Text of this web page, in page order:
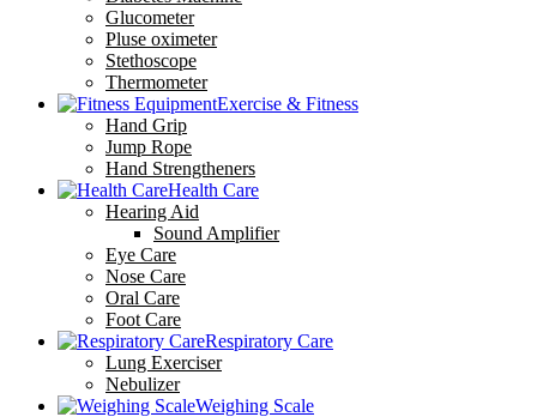
Glucometer
Pluse oximeter
Stethoscope
Thermometer
Exercise & Fitness
Hand Grip
Jump Rope
Hand Strengtheners
Health Care
Hearing Aid
Sound Amplifier
Eye Care
Nose Care
Oral Care
Foot Care
Respiratory Care
Lung Exerciser
Nebulizer
Weighing Scale